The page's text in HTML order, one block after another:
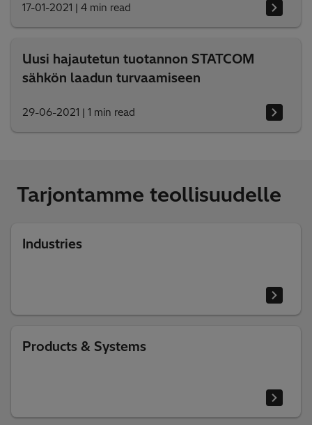
17-01-2021 | 4 min read
Uusi hajautetun tuotannon STATCOM
sähkön laadun turvaamiseen
29-06-2021 | 1 min read
Tarjontamme teollisuudelle
Industries
Products & Systems